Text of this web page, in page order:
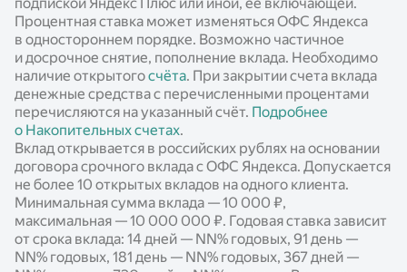
Процентная ставка может изменяться ОФС Яндекса
в одностороннем порядке. Возможно частичное
и досрочное снятие, пополнение вклада. Необходимо
наличие открытогосчёта. При закрытии счета вклада
денежные средства с перечисленными процентами
перечисляются на указанный счёт. Подробнее
о Накопительных счетах.
Вклад открывается в российских рублях на основании
договора срочного вклада с ОФС Яндекса. Допускается
не более 10 открытых вкладов на одного клиента.
Минимальная сумма вклада — 10 000 ₽,
максимальная — 10 000 000 ₽. Годовая ставка зависит
от срока вклада: 14 дней — NN% годовых, 91 день —
NN% годовых, 181 день — NN% годовых, 367 дней —